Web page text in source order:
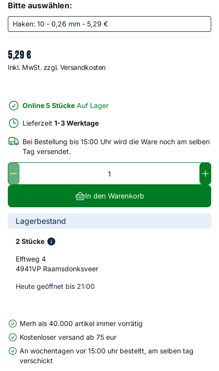
Bitte auswählen:
5,29€
Inkl. MwSt. zzgl. Versandkosten
Online 5 Stücke Auf Lager
Lieferzeit 1-3 Werktage
Bei Bestellung bis 15:00 Uhr wird die Ware noch am selben
Tag versendet.
In den Warenkorb
Lagerbestand
2 Stücke
Elftweg 4
4941VP Raamsdonksveer
Heute geöffnet bis 21:00
Merh als 40.000 artikel immer vorrätig
Kostenloser versand ab 75 eur
An wochentagen vor 15:00 uhr besteltt, am selben tag
verschickt